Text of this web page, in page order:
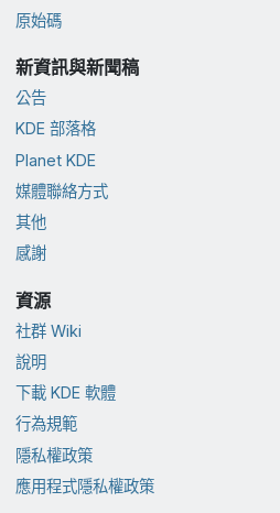
原始碼
新資訊與新聞稿
公告
KDE 部落格
Planet KDE
媒體聯絡方式
其他
感謝
資源
社群 Wiki
說明
下載 KDE 軟體
行為規範
隱私權政策
應用程式隱私權政策